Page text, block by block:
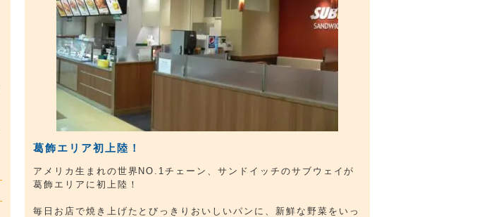
葛飾エリア初上陸！
アメリカ生まれの世界NO.1チェーン、サンドイッチのサブウェイが
葛飾エリアに初上陸！
毎日お店で焼き上げたとびっきりおいしいパンに、新鮮な野菜をいっ